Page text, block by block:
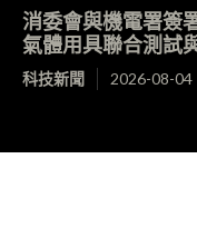
消委會與機電署簽
氣體用具聯合測試
科技新聞 2026-08-04